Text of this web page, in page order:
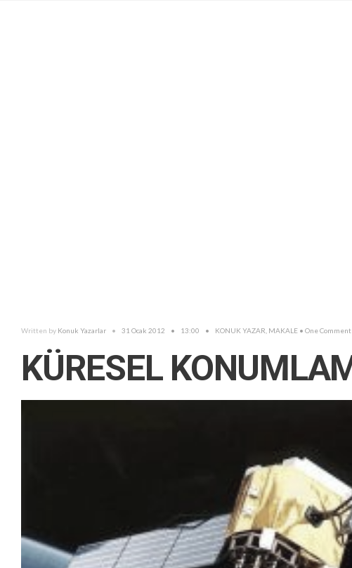
Written by Konuk Yazarlar • 31 Ocak 2012 • 13:00 • KONUK YAZAR MAKALE • One Comment
KÜRESEL